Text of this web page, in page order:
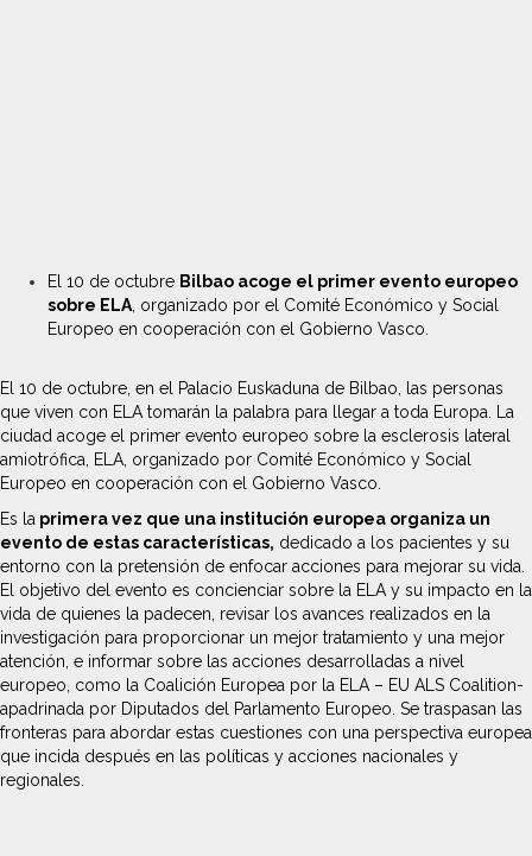
El 10 de octubre Bilbao acoge el primer evento europeo
sobre ELA, organizado por el Comité Económico y Social
Europeo en cooperación con el Gobierno Vasco.
El 10 de octubre, en el Palacio Euskaduna de Bilbao, las personas
que viven con ELA tomarán la palabra para llegar a toda Europa. La
ciudad acoge el primer evento europeo sobre la esclerosis lateral
amiotrófica, ELA, organizado por Comité Económico y Social
Europeo en cooperación con el Gobierno Vasco.
Es la primera vez que una institución europea organiza un
evento de estas características, dedicado a los pacientes y su
entorno con la pretensión de enfocar acciones para mejorar su vida.
El objetivo del evento es concienciar sobre la ELA y su impacto en la
vida de quienes la padecen, revisar los avances realizados en la
investigación para proporcionar un mejor tratamiento y una mejor
atención, e informar sobre las acciones desarrolladas a nivel
europeo, como la Coalición Europea por la ELA – EU ALS Coalition-
apadrinada por Diputados del Parlamento Europeo. Se traspasan las
fronteras para abordar estas cuestiones con una perspectiva europea
que incida después en las políticas y acciones nacionales y
regionales.